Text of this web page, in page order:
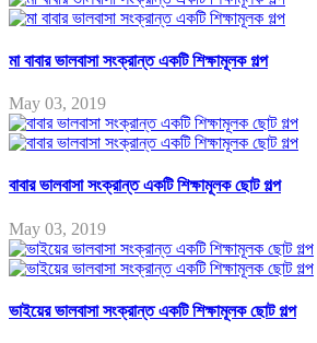
মা বাবার ভালবাসা সংক্রান্ত একটি শিক্ষামূলক গল্প
May 03, 2019
বাবার ভালবাসা সংক্রান্ত একটি শিক্ষামূলক ছোট গল্প
May 03, 2019
ভাইয়ের ভালবাসা সংক্রান্ত একটি শিক্ষামূলক ছোট গল্প